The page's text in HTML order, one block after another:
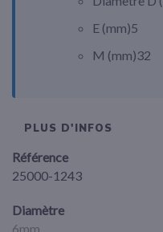
E (mm)5
M (mm)32
PLUS D'INFOS
Référence
25000-1243
Diamètre
6mm